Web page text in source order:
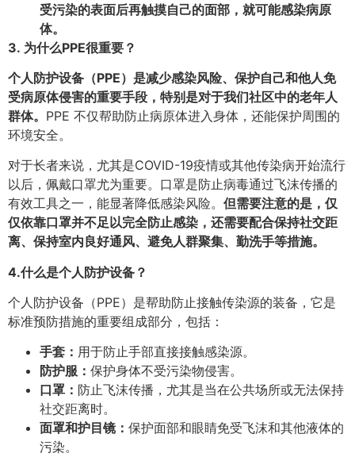
受污染的表面后再触摸自己的面部，就可能感染病原
体。
3. 为什么PPE很重要？
个人防护设备（PPE） 是减少感染风险、保护自己和他人免
受病原体侵害的重要手段，特别是对于我们社区中的老年人
群体。 PPE 不仅帮助防止病原体进入身体，还能保护周围的
环境安全。
对于长者来说，尤其是COVID-19疫情或其他传染病开始流行
以后，佩戴口罩尤为重要。口罩是防止病毒通过飞沫传播的
有效工具之一，能显著降低感染风险。 但需要注意的是，仅
仅依靠口罩并不足以完全防止感染，还需要配合保持社交距
离、保持室内良好通风、避免人群聚集、勤洗手等措施。
4.什么是个人防护设备？
个人防护设备（PPE）是帮助防止接触传染源的装备，它是
标准预防措施的重要组成部分，包括：
手套： 用于防止手部直接接触感染源。
防护服： 保护身体不受污染物侵害。
口罩： 防止飞沫传播，尤其是当在公共场所或无法保持
社交距离时。
面罩和护目镜： 保护面部和眼睛免受飞沫和其他液体的
污染。